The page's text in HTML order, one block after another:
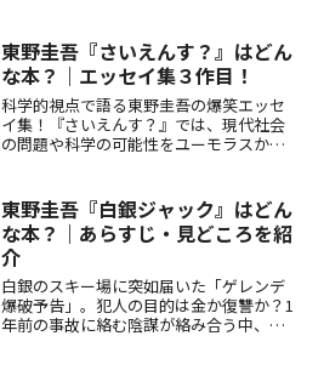
リー。
東野圭吾『さいえんす？』はどん
な本？｜エッセイ集３作目！
科学的視点で語る東野圭吾の爆笑エッセ
イ集！『さいえんす？』では、現代社会
の問題や科学の可能性をユーモラスかつ
東野圭吾『白銀ジャック』はどん
な本？｜あらすじ・見どころを紹
介
白銀のスキー場に突如届いた「ゲレンデ
爆破予告」。犯人の目的は金か復讐か？1
年前の事故に絡む陰謀が絡み合う中、索